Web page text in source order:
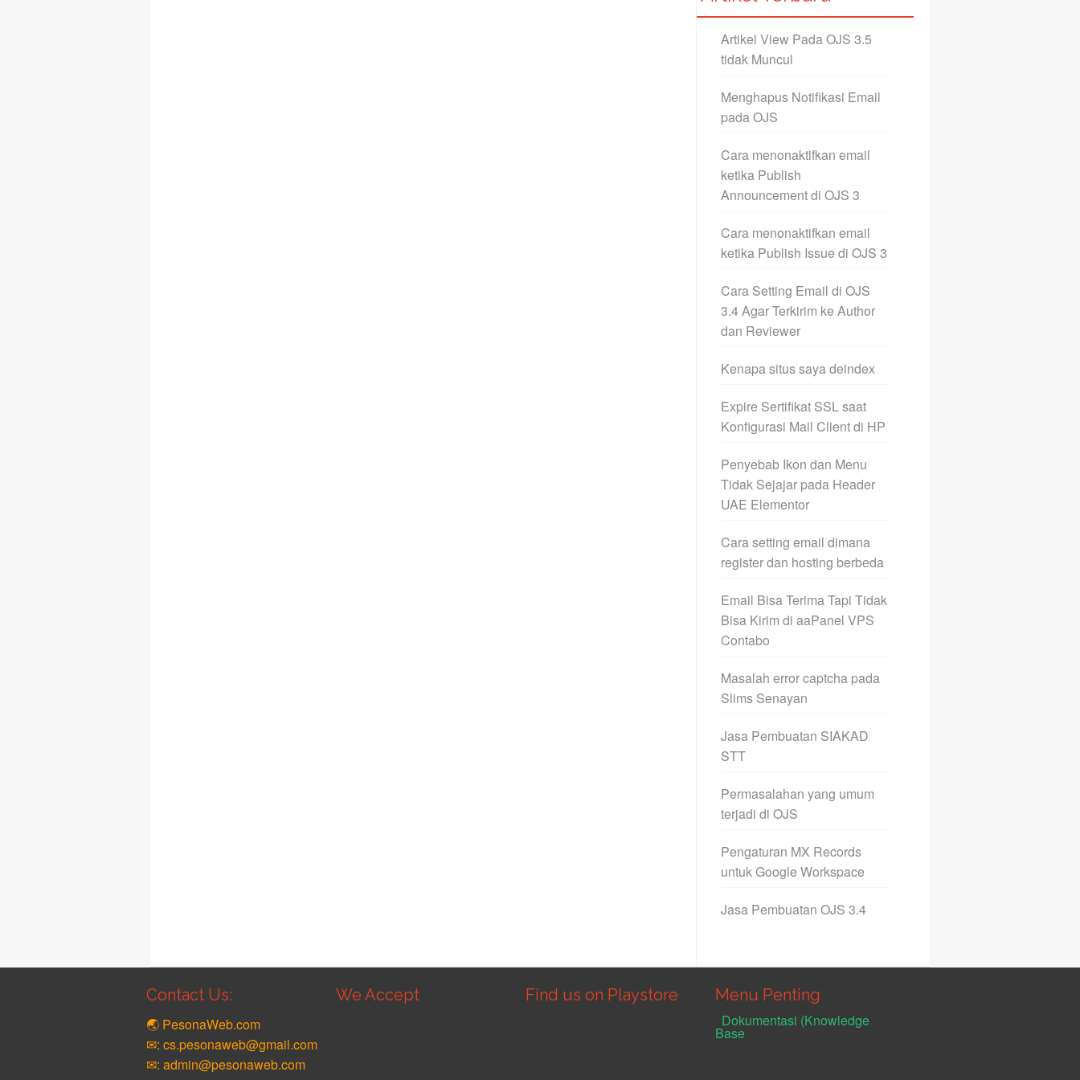
Artikel View Pada OJS 3.5
tidak Muncul
Menghapus Notifikasi Email
pada OJS
Cara menonaktifkan email
ketika Publish
Announcement di OJS 3
Cara menonaktifkan email
ketika Publish Issue di OJS 3
Cara Setting Email di OJS
3.4 Agar Terkirim ke Author
dan Reviewer
Kenapa situs saya deindex
Expire Sertifikat SSL saat
Konfigurasi Mail Client di HP
Penyebab Ikon dan Menu
Tidak Sejajar pada Header
UAE Elementor
Cara setting email dimana
register dan hosting berbeda
Email Bisa Terima Tapi Tidak
Bisa Kirim di aaPanel VPS
Contabo
Masalah error captcha pada
Slims Senayan
Jasa Pembuatan SIAKAD
STT
Permasalahan yang umum
terjadi di OJS
Pengaturan MX Records
untuk Google Workspace
Jasa Pembuatan OJS 3.4
Contact Us:
🌏 PesonaWeb.com
✉: cs.pesonaweb@gmail.com
✉: admin@pesonaweb.com
We Accept Find us on Playstore Menu Penting
Dokumentasi (Knowledge
Base